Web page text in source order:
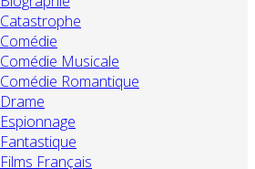
Catastrophe
Comédie
Comédie Musicale
Comédie Romantique
Drame
Espionnage
Fantastique
Films Français